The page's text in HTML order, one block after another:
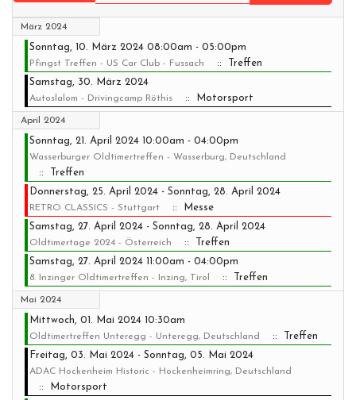
März 2024
Sonntag, 10. März 2024 08:00am - 05:00pm
Pfingst Treffen - US Car Club - Fussach
:: Treffen
Samstag, 30. März 2024
Autoslalom - Drivingcamp Röthis :: Motorsport
April 2024
Sonntag, 21. April 2024 10:00am - 04:00pm
Wasserburger Oldtimertreffen - Wasserburg, Deutschland
:: Treffen
Donnerstag, 25. April 2024 - Sonntag, 28. April 2024
RETRO CLASSICS - Stuttgart
:: Messe
Samstag, 27. April 2024 - Sonntag, 28. April 2024
Oldtimertage 2024 - Österreich
:: Treffen
Samstag, 27. April 2024 11:00am - 04:00pm
8. Inzinger Oldtimertreffen - Inzing, Tirol :: Treffen
Mai 2024
Mittwoch, 01. Mai 2024 10:30am
Oldtimertreffen Unteregg - Unteregg, Deutschland
:: Treffen
Freitag, 03. Mai 2024 - Sonntag, 05. Mai 2024
ADAC Hockenheim Historic - Hockenheimring, Deutschland
:: Motorsport